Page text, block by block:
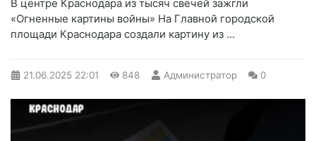
В центре Краснодара из тысяч свечей зажгли
«Огненные картины войны» На Главной городской
площади Краснодара создали картину из ...
21.06.2025 22:01 848 Администратор 0